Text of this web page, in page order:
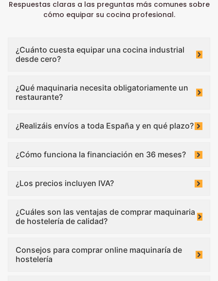
Respuestas claras a las preguntas más comunes sobre
cómo equipar su cocina profesional.
¿Cuánto cuesta equipar una cocina industrial
desde cero?
¿Qué maquinaria necesita obligatoriamente un
restaurante?
¿Realizáis envíos a toda España y en qué plazo?
¿Cómo funciona la financiación en 36 meses?
¿Los precios incluyen IVA?
¿Cuáles son las ventajas de comprar maquinaria
de hostelería de calidad?
Consejos para comprar online maquinaría de
hostelería